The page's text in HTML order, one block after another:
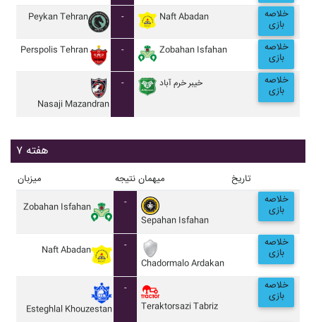
Peykan Tehran - Naft Abadan خلاصه
بازی
Perspolis Tehran - Zobahan Isfahan خلاصه
بازی
Nasaji Mazandran
- خيبر خرم آباد خلاصه
بازی
هفته ۷
میزبان نتیجه میهمان تاریخ
Zobahan Isfahan
-
Sepahan Isfahan
خلاصه
بازی
Naft Abadan
-
Chadormalo Ardakan
خلاصه
بازی
Esteghlal Khouzestan
-
Teraktorsazi Tabriz
خلاصه
بازی